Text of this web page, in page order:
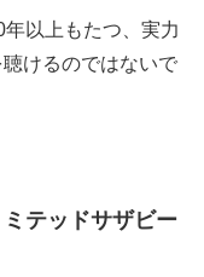
以上もたつ、実力
けるのではないで
テッドサザビー